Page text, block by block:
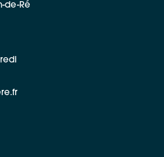
de-Ré